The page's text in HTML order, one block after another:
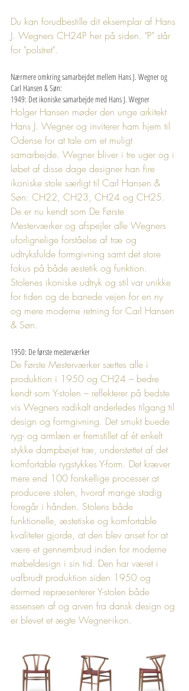
Du kan forudbestille dit eksemplar af Hans
J. Wegners CH24P her på siden. "P" står
for "polstret".
Nærmere omkring samarbejdet mellem Hans J. Wegner og
Carl Hansen & Søn:
1949: Det ikoniske samarbejde med Hans J. Wegner
Holger Hansen møder den unge arkitekt
Hans J. Wegner og inviterer ham hjem til
Odense for at tale om et muligt
samarbejde. Wegner bliver i tre uger og i
løbet af disse dage designer han fire
ikoniske stole særligt til Carl Hansen &
Søn: CH22, CH23, CH24 og CH25.
De er nu kendt som De Første
Mesterværker og afspejler alle Wegners
uforlignelige forståelse af træ og
udtryksfulde formgivning samt det store
fokus på både æstetik og funktion.
Stolenes ikoniske udtryk og stil var unikke
for tiden og de banede vejen for en ny
og mere moderne retning for Carl Hansen
& Søn.
1950: De første mesterværker
De Første Mesterværker sættes alle i
produktion i 1950 og CH24 – bedre
kendt som Y-stolen – reflekterer på bedste
vis Wegners radikalt anderledes tilgang til
design og formgivning. Det smukt buede
ryg- og armlæn er fremstillet af ét enkelt
stykke dampbøjet træ, understøttet af det
komfortable rygstykkes Y-form. Det kræver
mere end 100 forskellige processer at
producere stolen, hvoraf mange stadig
foregår i hånden. Stolens både
funktionelle, æstetiske og komfortable
kvaliteter gjorde, at den blev anset for at
være et gennembrud inden for moderne
møbeldesign i sin tid. Den har været i
uafbrudt produktion siden 1950 og
dermed repræsenterer Y-stolen både
essensen af og arven fra dansk design og
er blevet et ægte Wegner-ikon.